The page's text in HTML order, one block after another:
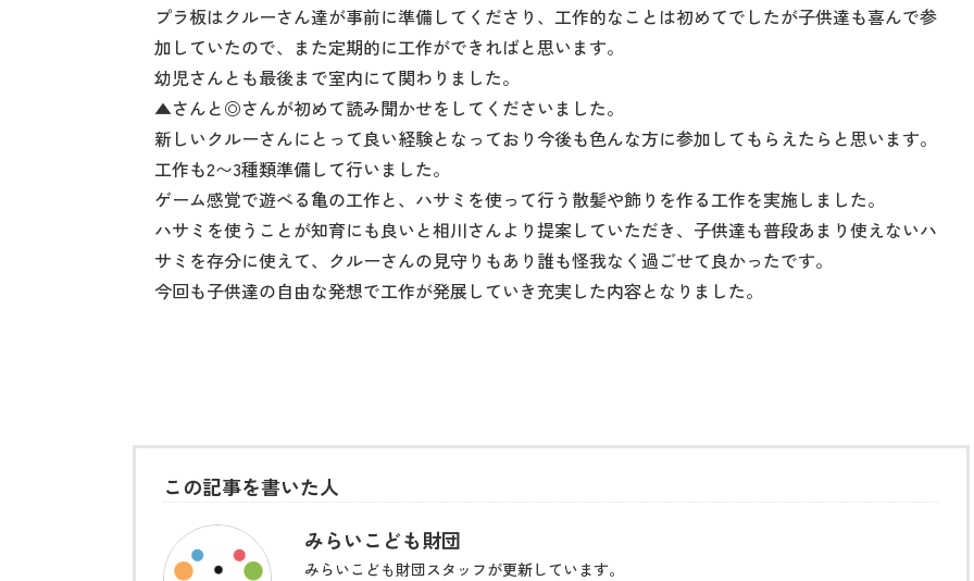
プラ板はクルーさん達が事前に準備してくださり、工作的なことは初めてでしたが子供達も喜んで参
加していたので、また定期的に工作ができればと思います。
幼児さんとも最後まで室内にて関わりました。
▲さんと◎さんが初めて読み聞かせをしてくださいました。
新しいクルーさんにとって良い経験となっており今後も色んな方に参加してもらえたらと思います。
工作も2〜3種類準備して行いました。
ゲーム感覚で遊べる亀の工作と、ハサミを使って行う散髪や飾りを作る工作を実施しました。
ハサミを使うことが知育にも良いと相川さんより提案していただき、子供達も普段あまり使えないハ
サミを存分に使えて、クルーさんの見守りもあり誰も怪我なく過ごせて良かったです。
今回も子供達の自由な発想で工作が発展していき充実した内容となりました。
この記事を書いた人
みらいこども財団
みらいこども財団スタッフが更新しています。